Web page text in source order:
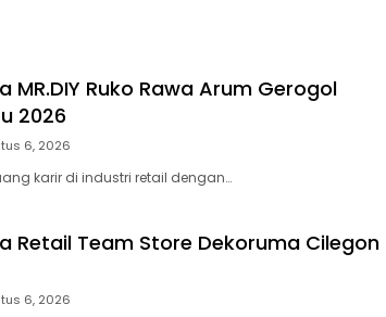
MR.DIY Ruko Rawa Arum Gerogol
2026
6, 2026
karir di industri retail dengan…
Retail Team Store Dekoruma Cilegon
6, 2026